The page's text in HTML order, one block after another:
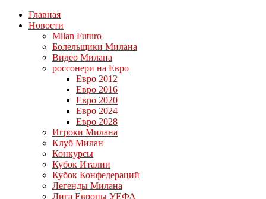
Главная
Новости
Milan Futuro
Болельщики Милана
Видео Милана
россонери на Евро
Евро 2012
Евро 2016
Евро 2020
Евро 2024
Евро 2028
Игроки Милана
Клуб Милан
Конкурсы
Кубок Италии
Кубок Конфедераций
Легенды Милана
Лига Европы УЕФА